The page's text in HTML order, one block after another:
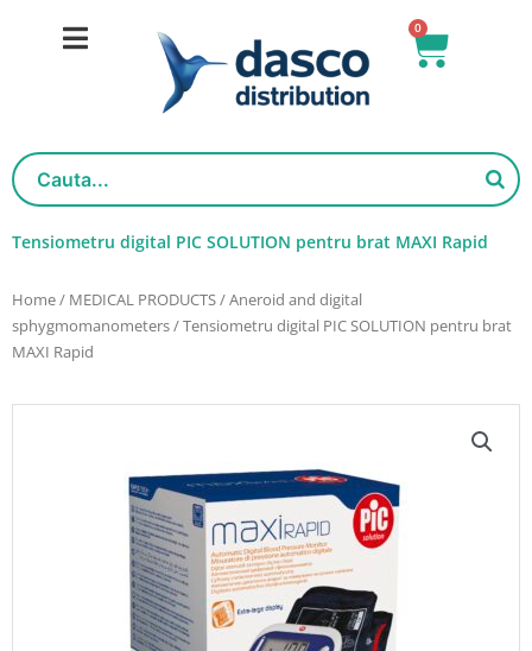
0
Basket
Tensiometru digital PIC SOLUTION pentru brat MAXI Rapid
Home/ MEDICAL PRODUCTS/Aneroid and digital
sphygmomanometers/ Tensiometru digital PIC SOLUTION pentru brat
MAXI Rapid